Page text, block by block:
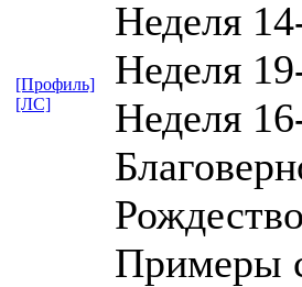
Неделя
Неделя
Неделя
Примеры
[Профиль]
[ЛС]